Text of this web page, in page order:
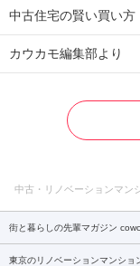
中古住宅の賢い買い方
カウカモ編集部より
中古・リノベーションマン
街と暮らしの先輩マガジン
東京のリノベーションマンショ